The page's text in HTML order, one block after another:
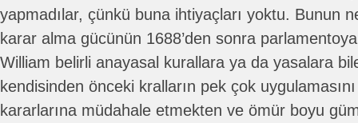
yapmadılar, çünkü buna ihtiyaçları yoktu. Bunun
karar alma gücünün 1688’den sonra
William belirli anayasal kurallara ya da yasalara
kendisinden önceki kralların pek çok
kararlarına müdahale etmekten ve ömür boyu